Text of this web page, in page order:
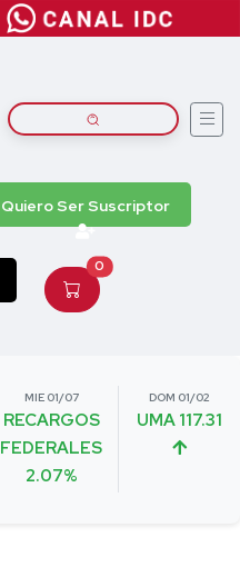
Quiero Ser Suscriptor
0
MIE 01/07
RECARGOS
FEDERALES
2.07%
DOM 01/02
UMA 117.31